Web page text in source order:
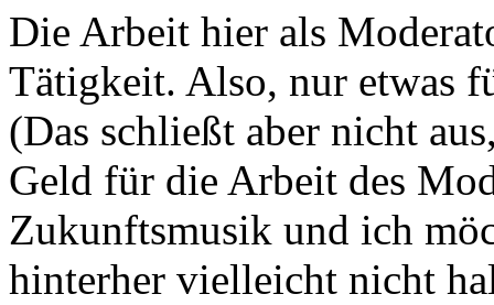
Die Arbeit hier als
Tätigkeit. Also, nur etwas
(Das schließt aber nicht
Geld für die Arbeit des
Zukunftsmusik und ich
hinterher vielleicht nicht